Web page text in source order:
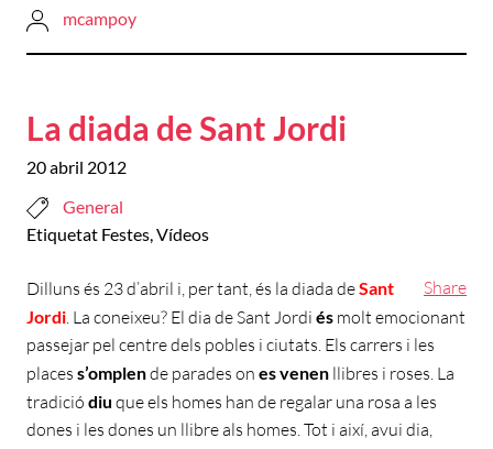
mcampoy
La diada de Sant Jordi
20 abril 2012
General
Etiquetat Festes Vídeos
Share
Dilluns és 23 d’abril i, per tant, és la diada deSant
Jordi . La coneixeu? El dia de Sant Jordi és molt emocionant
passejar pel centre dels pobles i ciutats. Els carrers i les
places s’omplende parades on es venen llibres i roses. La
tradició diu que els homes han de regalar una rosa a les
dones i les dones un llibre als homes. Tot i així, avui dia,